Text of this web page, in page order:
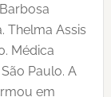
Thelma Assis
Médica
Paulo. A
em